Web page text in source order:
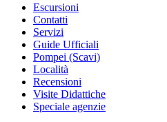
Escursioni
Contatti
Servizi
Guide Ufficiali
Pompei (Scavi)
Località
Recensioni
Visite Didattiche
Speciale agenzie